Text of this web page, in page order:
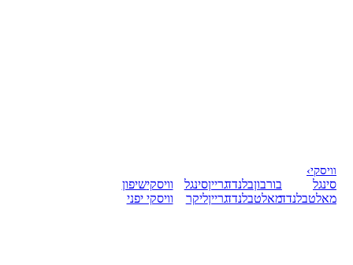
וויסקי›
סינגל
מאלטבלנדד
בורבוןבלנדד
מאלטבלנדד
גרייןסינגל
גרייןליקר
וויסקישיפון
וויסקי יפני